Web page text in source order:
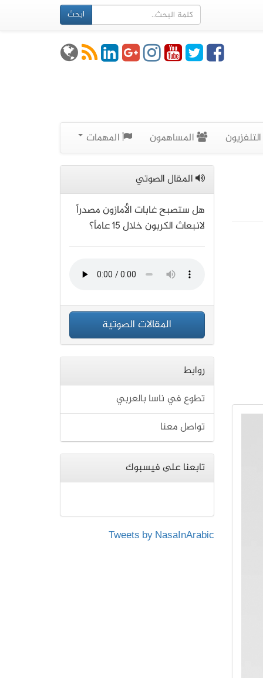
ابحث
التلفزيون المساهمون المهمات
المقال الصوتي
هل ستصبح غابات الأمازون مصدراً
لانبعاث الكربون خلال 15 عاماً؟
المقالات الصوتية
روابط
تطوع في ناسا بالعربي
تواصل معنا
تابعنا على فيسبوك
Tweets by NasaInArabic